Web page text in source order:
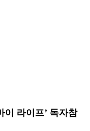
이 라이프’ 독자참